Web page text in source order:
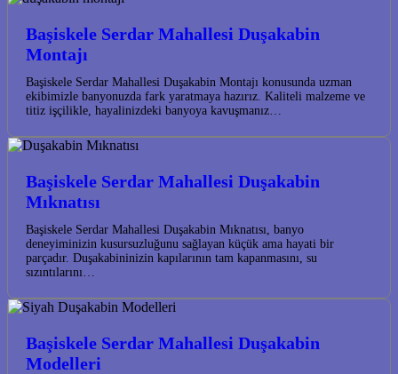
Başiskele Serdar Mahallesi Duşakabin
Montajı
Başiskele Serdar Mahallesi Duşakabin Montajı konusunda uzman
ekibimizle banyonuzda fark yaratmaya hazırız. Kaliteli malzeme ve
titiz işçilikle, hayalinizdeki banyoya kavuşmanız…
Başiskele Serdar Mahallesi Duşakabin
Mıknatısı
Başiskele Serdar Mahallesi Duşakabin Mıknatısı, banyo
deneyiminizin kusursuzluğunu sağlayan küçük ama hayati bir
parçadır. Duşakabininizin kapılarının tam kapanmasını, su
sızıntılarını…
Başiskele Serdar Mahallesi Duşakabin
Modelleri